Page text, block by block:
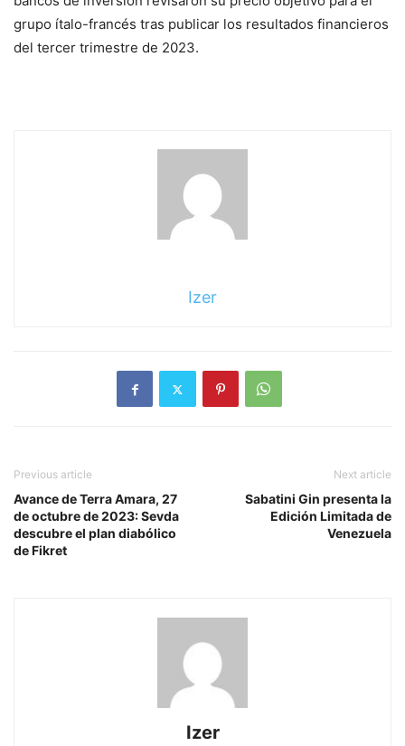
grupo ítalo-francés tras publicar los resultados financieros
del tercer trimestre de 2023.
Izer
Previous article
Avance de Terra Amara, 27
de octubre de 2023: Sevda
descubre el plan diabólico
de Fikret
Next article
Sabatini Gin presenta la
Edición Limitada de
Venezuela
Izer